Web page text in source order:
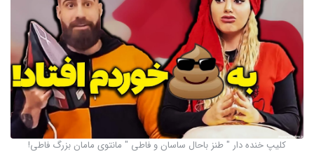
کلیپ خنده دار " طنز باحال ساسان و فاطی " مانتوی مامان بزرگ فاطی!